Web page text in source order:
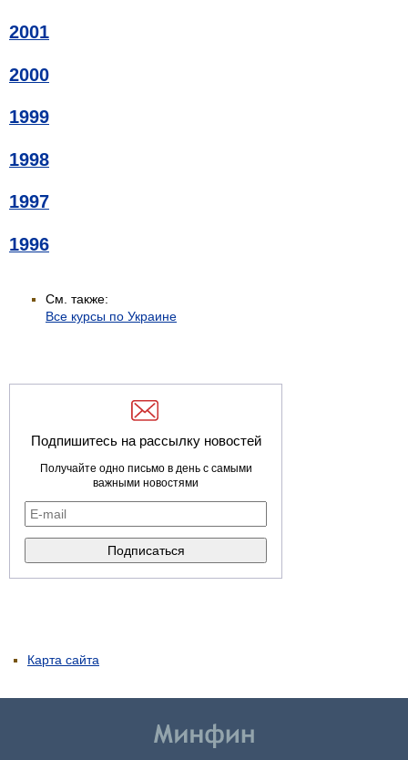
2001
2000
1999
1998
1997
1996
См. также:
Все курсы по Украине
Подпишитесь на рассылку новостей
Получайте одно письмо в день с самыми
важными новостями
Карта сайта